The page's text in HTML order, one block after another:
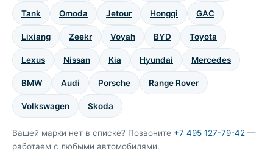
Tank Omoda Jetour Hongqi GAC
Lixiang Zeekr Voyah BYD Toyota
Lexus Nissan Kia Hyundai Mercedes
BMW Audi Porsche Range Rover
Volkswagen Skoda
Вашей марки нет в списке? Позвоните +7 495 127-79-42 —
работаем с любыми автомобилями.